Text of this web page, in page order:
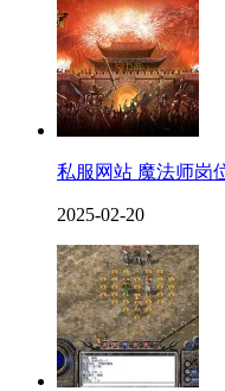
私服网站 魔法师岗
2025-02-20